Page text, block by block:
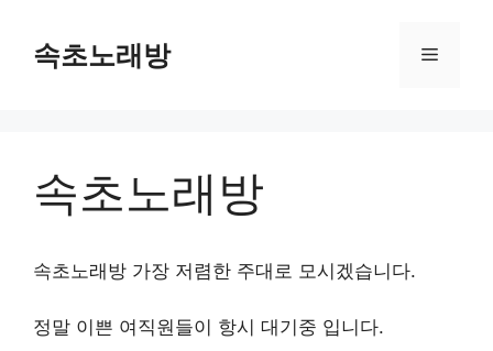
content속초노래방 Menu
속초노래방
속초노래방 가장 저렴한 주대로 모시겠습니다.
정말 이쁜 여직원들이 항시 대기중 입니다.